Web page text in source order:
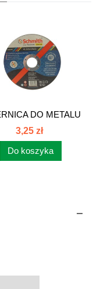
DO METALU
125x1,5...
3,25 zł
Do koszyka